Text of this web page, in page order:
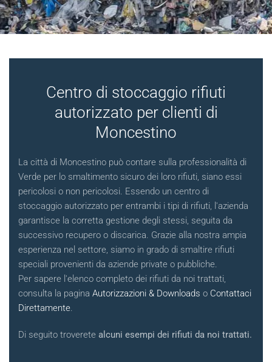
Centro di stoccaggio rifiuti
autorizzato per clienti di
Moncestino
La città di Moncestino può contare sulla professionalità di
Verde per lo smaltimento sicuro dei loro rifiuti, siano essi
pericolosi o non pericolosi. Essendo un centro di
stoccaggio autorizzato per entrambi i tipi di rifiuti, l'azienda
garantisce la corretta gestione degli stessi, seguita da
successivo recupero o discarica. Grazie alla nostra ampia
esperienza nel settore, siamo in grado di smaltire rifiuti
speciali provenienti da aziende private o pubbliche.
Per sapere l'elenco completo dei rifiuti da noi trattati,
consulta la pagina Autorizzazioni & Downloads o Contattaci
Direttamente.
Di seguito troverete alcuni esempi dei rifiuti da noi trattati.